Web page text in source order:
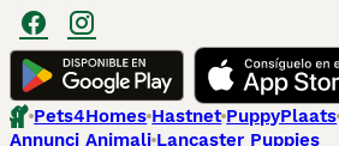
Pets4Homes Hastnet PuppyPlaats
Annunci Animali Lancaster Puppies